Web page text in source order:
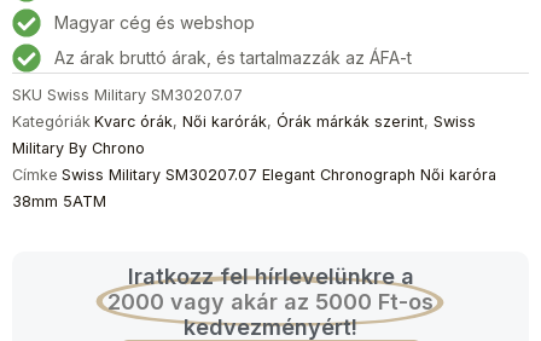
mennyiségMagyar cég és webshop
Az árak bruttó árak, és tartalmazzák az ÁFA-t
SKU Swiss Military SM30207.07
Kategóriák Kvarc órák, Női karórák, Órák márkák szerint, Swiss
Military By Chrono
Címke Swiss Military SM30207.07 Elegant Chronograph Női karóra
38mm 5ATM
Iratkozz fel hírlevelünkre a
2000 vagy akár az 5000 Ft-os
kedvezményért!